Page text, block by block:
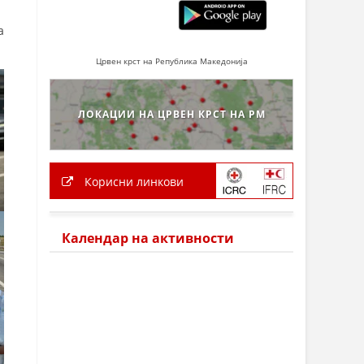
Црвен крст на Република Македонија
ЛОКАЦИИ НА ЦРВЕН КРСТ НА РМ
Корисни линкови
Календар на активности